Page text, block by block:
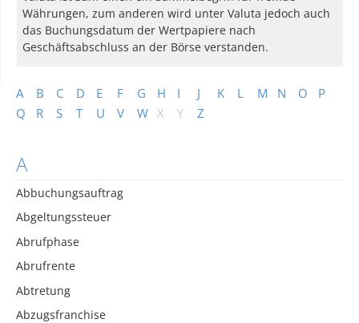
A B C D E F G H I J K L M N O
P
Q
R S T U V W X Y Z
A
Abbuchungsauftrag
Abgeltungssteuer
Abrufphase
Abrufrente
Abtretung
Abzugsfranchise
Währungen, zum anderen wird unter Valuta jedoch auch
das Buchungsdatum der Wertpapiere nach
Geschäftsabschluss an der Börse verstanden.